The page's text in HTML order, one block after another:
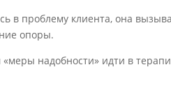
в проблему клиента, она
опоры.
надобности» идти в